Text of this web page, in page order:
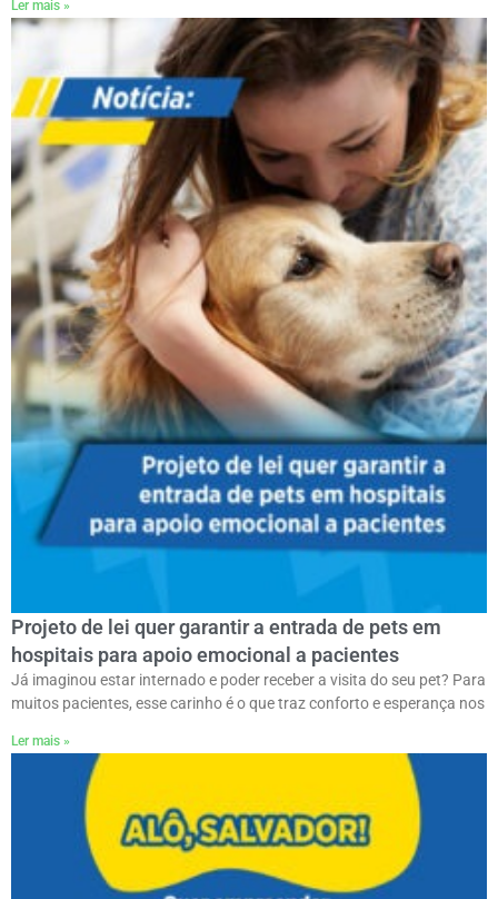
Ler mais »
Projeto de lei quer garantir a entrada de pets em
hospitais para apoio emocional a pacientes
Já imaginou estar internado e poder receber a visita do seu pet? Para
muitos pacientes, esse carinho é o que traz conforto e esperança nos
Ler mais »